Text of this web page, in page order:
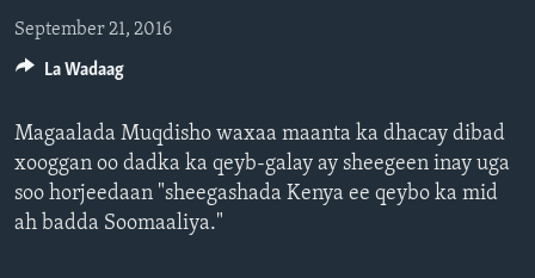
gudub
Navigation-
gudub
Raadinta
WARARKA
SOOMAALIYA
AFRIKA
MARAYKANKA
MAQAL IYO MUUQAAL
QUBANAHA VOA
CAAWA IYO DUNIDA
VOA60 AFRIKA
BARNAAMIJYADA
HAMBALYADA IYO HEESAHA
CAWEYSKA WASHINGTON
Learning English
NAGALA SOCO
September 21, 2016
Magaalada Muqdisho waxaa maanta ka dhacay dibad
xooggan oo dadka ka qeyb-galay ay sheegeen inay uga
soo horjeedaan "sheegashada Kenya ee qeybo ka mid
ah badda Soomaaliya."
La Wadaag